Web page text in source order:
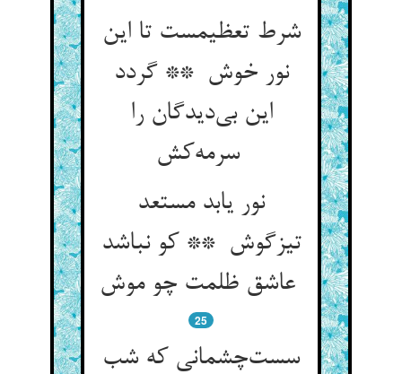
شرط تعظیمست تا این
نور خوش ** گردد
این بی‌دیدگان را
سرمه‌کش
نور یابد مستعد
تیزگوش ** کو نباشد
25
سست‌چشمانی که شب